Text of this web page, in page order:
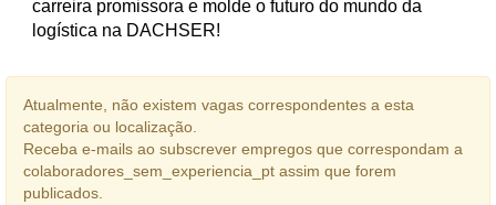
carreira promissora e molde o futuro do mundo da
logística na DACHSER!
Atualmente, não existem vagas correspondentes a esta
categoria ou localização.
Receba e-mails ao subscrever empregos que correspondam a
colaboradores_sem_experiencia_pt assim que forem
publicados.